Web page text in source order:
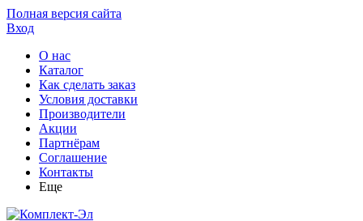
Полная версия сайта
Вход
О нас
Каталог
Как сделать заказ
Условия доставки
Производители
Акции
Партнёрам
Соглашение
Контакты
Еще